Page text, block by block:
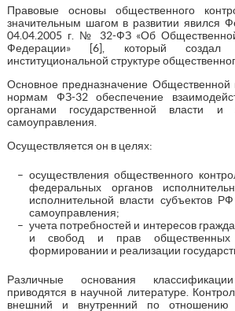
Правовые основы общественного
значительным шагом в развитии явился
04.04.2005 г. № 32-ФЗ «Об
Федерации» [6], который
институциональной структуре
Основное предназначение Общественной
нормам ФЗ-32 обеспечение
органами государственной власти и
самоуправления.
Осуществляется он в целях:
осуществления общественного
федеральных органов
исполнительной власти субъектов
самоуправления;
учета потребностей и интересов
и свобод и прав общественных
формировании и реализации
Различные основания
приводятся в научной литературе.
внешний и внутренний по отношению